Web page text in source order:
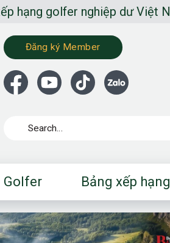
dư Việt Nam
Đăng ký Member
Golfer Bảng xếp hạng